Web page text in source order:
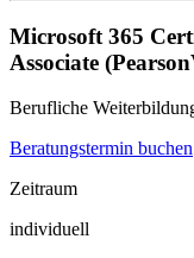
Microsoft 365
Associate
Berufliche
Beratungstermin buchen
Zeitraum
individuell